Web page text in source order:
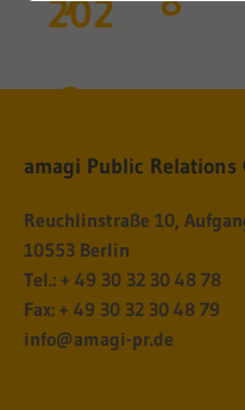
amagi Public Relations
Reuchlinstraße 10,
10553 Berlin
Tel.: + 49 30 32 30 48 78
Fax: + 49 30 32 30 48 79
info@amagi-pr.de